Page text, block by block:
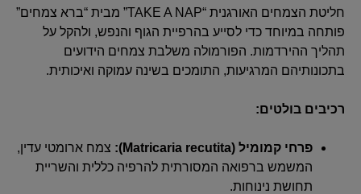
חליטת הצמחים האורגנית “TAKE A NAP” מבית “ברא צמחים”
פותחה במיוחד כדי לסייע בהרפיית הגוף והנפש, ולהקל על
תהליך ההירדמות. הפורמולה משלבת צמחים הידועים
בתכונותיהם המרגיעות, התומכים בשינה עמוקה ואיכותית.
רכיבים בולטים:
פרחי קמומיל (Matricaria recutita):
צמח ארומטי עדין,
המשמש ברפואה המסורתית להרפיה כללית והשריית
תחושת נינוחות.